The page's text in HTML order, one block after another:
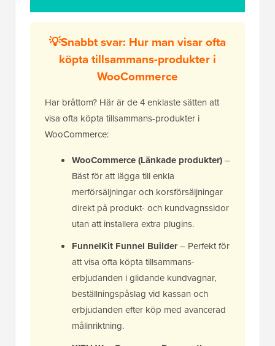
💡Snabbt svar: Hur man visar ofta
köpta tillsammans-produkter i
WooCommerce
Har bråttom? Här är de 4 enklaste sätten att
visa ofta köpta tillsammans-produkter i
WooCommerce:
WooCommerce (Länkade produkter)–
Bäst för att lägga till enkla
merförsäljningar och korsförsäljningar
direkt på produkt- och kundvagnssidor
utan att installera extra plugins.
FunnelKit Funnel Builder– Perfekt för
att visa ofta köpta tillsammans-
erbjudanden i glidande kundvagnar,
beställningspåslag vid kassan och
erbjudanden efter köp med avancerad
målinriktning.